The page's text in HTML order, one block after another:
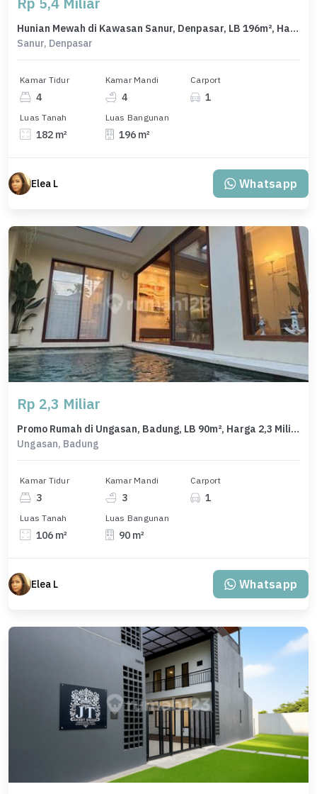
Hunian Mewah di Kawasan Sanur, Denpasar, LB 196m², Harga 5,4 Miliar
Sanur, Denpasar
Kamar Tidur
4
Kamar Mandi
4
Carport
1
Luas Tanah
182 m²
Luas Bangunan
196 m²
Elea L Whatsapp
Rp 2,3 Miliar
Promo Rumah di Ungasan, Badung, LB 90m², Harga 2,3 Miliar
Ungasan, Badung
Kamar Tidur
3
Kamar Mandi
3
Carport
1
Luas Tanah
106 m²
Luas Bangunan
90 m²
Elea L Whatsapp